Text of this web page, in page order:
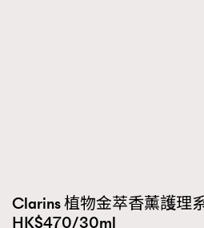
Clarins 植物金萃香薰護理
HK$470/30ml